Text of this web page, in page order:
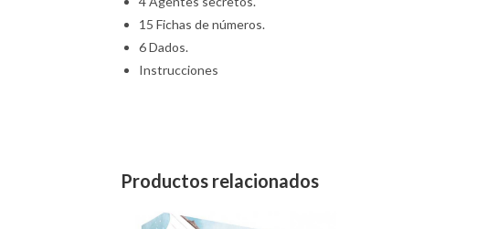
15 Fichas de números.
6 Dados.
Instrucciones
Productos relacionados